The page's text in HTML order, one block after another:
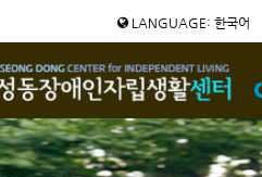
LANGUAGE: 한국어